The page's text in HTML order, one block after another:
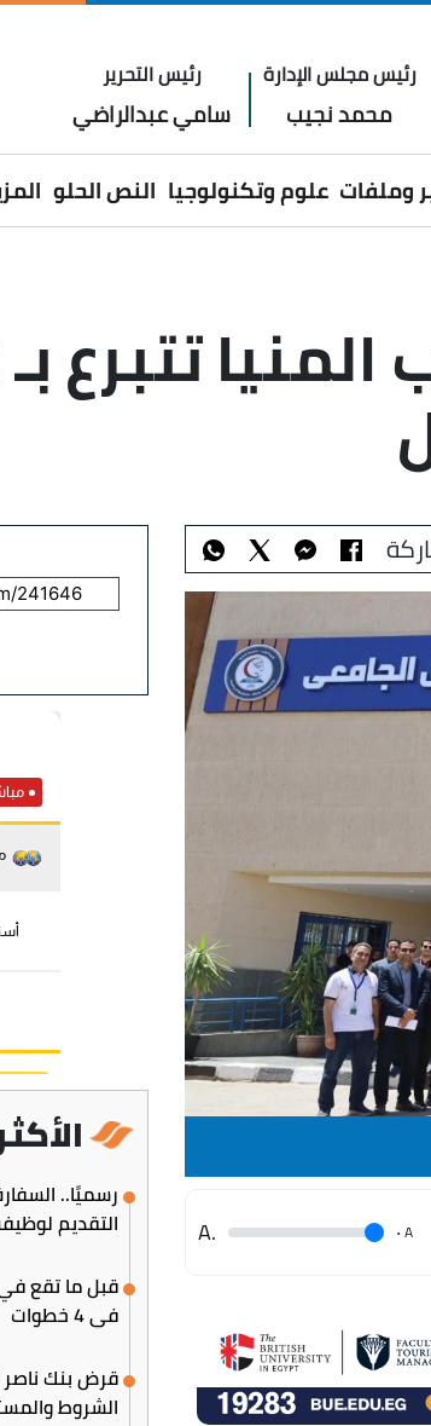
رئيس مجلس الإدارة
محمد نجيب
رئيس التحرير
سامي عبدالراضي
وملفات علوم وتكنولوجيا النص الحلو
A
.
.A
رسميًا..
التقديم لوظيفة براتب 43
قبل ما تقع
في 4 خطوات
الشروط